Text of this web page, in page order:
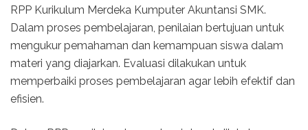
RPP Kurikulum Merdeka Kumputer Akuntansi SMK.
Dalam proses pembelajaran, penilaian bertujuan untuk
mengukur pemahaman dan kemampuan siswa dalam
materi yang diajarkan. Evaluasi dilakukan untuk
memperbaiki proses pembelajaran agar lebih efektif dan
efisien.